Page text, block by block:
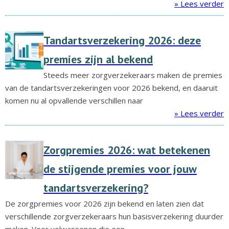
» Lees verder
Tandartsverzekering 2026: deze
premies zijn al bekend
Steeds meer zorgverzekeraars maken de premies
van de tandartsverzekeringen voor 2026 bekend, en daaruit
komen nu al opvallende verschillen naar
» Lees verder
Zorgpremies 2026: wat betekenen
de stijgende premies voor jouw
tandartsverzekering?
De zorgpremies voor 2026 zijn bekend en laten zien dat
verschillende zorgverzekeraars hun basisverzekering duurder